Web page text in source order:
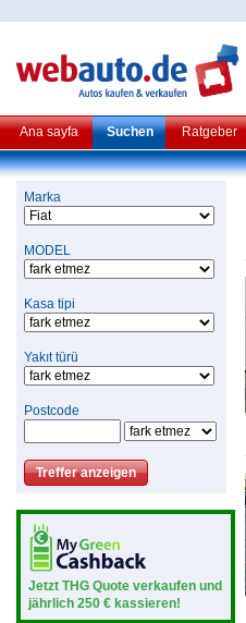
Ana sayfa Suchen Ratgeber
Marka
MODEL
Kasa tipi
Yakıt türü
Postcode
Jetzt THG Quote verkaufen und
jährlich 250 € kassieren!